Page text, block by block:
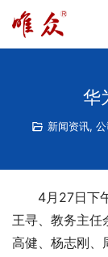
华
新闻资讯,
4月27日下
王寻、教务主任
高健、杨志刚、